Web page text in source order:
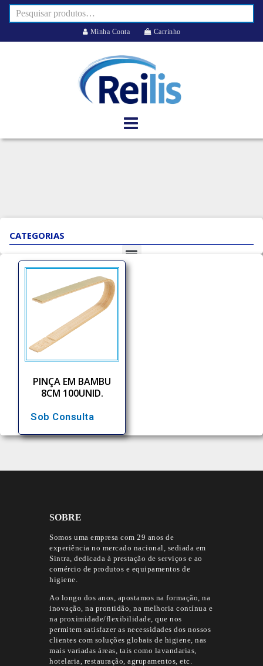
Minha Conta Carrinho
CATEGORIAS
PINÇA EM BAMBU
8CM 100UNID.
Sob Consulta
SOBRE
Somos uma empresa com 29 anos de
experiência no mercado nacional, sediada em
Sintra, dedicada à prestação de serviços e ao
comércio de produtos e equipamentos de
higiene.
Ao longo dos anos, apostamos na formação, na
inovação, na prontidão, na melhoria contínua e
na proximidade/flexibilidade, que nos
permitem satisfazer as necessidades dos nossos
clientes com soluções globais de higiene, nas
mais variadas áreas, tais como lavandarias,
hotelaria, restauração, agrupamentos, etc.